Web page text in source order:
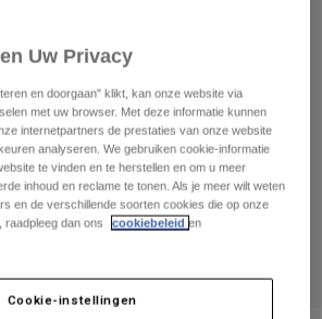
Uw Privacy
en doorgaan" klikt, kan onze website via
met uw browser. Met deze informatie kunnen
internetpartners de prestaties van onze website
analyseren. We gebruiken cookie-informatie
te vinden en te herstellen en om u meer
inhoud en reclame te tonen. Als je meer wilt weten
en de verschillende soorten cookies die op onze
raadpleeg dan ons
cookiebeleid en
Cookie-instellingen